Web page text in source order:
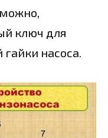
ключ для
насоса.